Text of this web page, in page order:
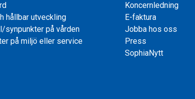
hållbar utveckling
synpunkter på vården
på miljö eller service
Koncernledning
E-faktura
Jobba hos oss
Press
SophiaNytt